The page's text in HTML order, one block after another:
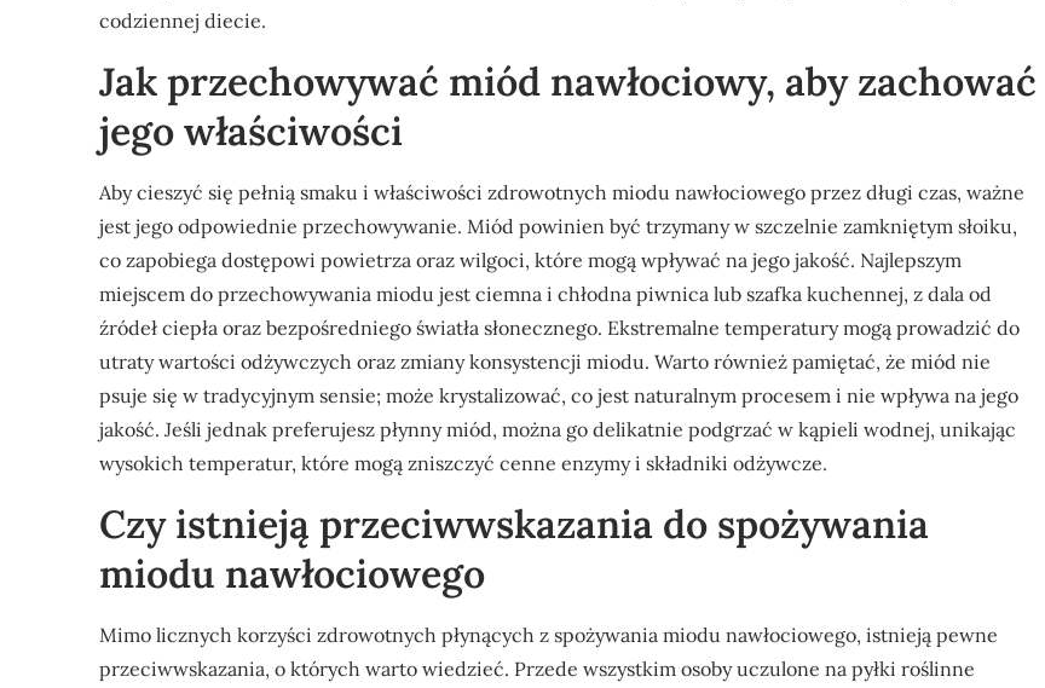
codziennej diecie.
Jak przechowywać miód nawłociowy, aby zachować
jego właściwości
Aby cieszyć się pełnią smaku i właściwości zdrowotnych miodu nawłociowego przez długi czas, ważne
jest jego odpowiednie przechowywanie. Miód powinien być trzymany w szczelnie zamkniętym słoiku,
co zapobiega dostępowi powietrza oraz wilgoci, które mogą wpływać na jego jakość. Najlepszym
miejscem do przechowywania miodu jest ciemna i chłodna piwnica lub szafka kuchennej, z dala od
źródeł ciepła oraz bezpośredniego światła słonecznego. Ekstremalne temperatury mogą prowadzić do
utraty wartości odżywczych oraz zmiany konsystencji miodu. Warto również pamiętać, że miód nie
psuje się w tradycyjnym sensie; może krystalizować, co jest naturalnym procesem i nie wpływa na jego
jakość. Jeśli jednak preferujesz płynny miód, można go delikatnie podgrzać w kąpieli wodnej, unikając
wysokich temperatur, które mogą zniszczyć cenne enzymy i składniki odżywcze.
Czy istnieją przeciwwskazania do spożywania
miodu nawłociowego
Mimo licznych korzyści zdrowotnych płynących z spożywania miodu nawłociowego, istnieją pewne
przeciwwskazania, o których warto wiedzieć. Przede wszystkim osoby uczulone na pyłki roślinne